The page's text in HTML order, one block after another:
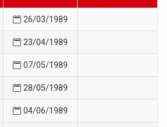
26/03/1989
23/04/1989
07/05/1989
28/05/1989
04/06/1989